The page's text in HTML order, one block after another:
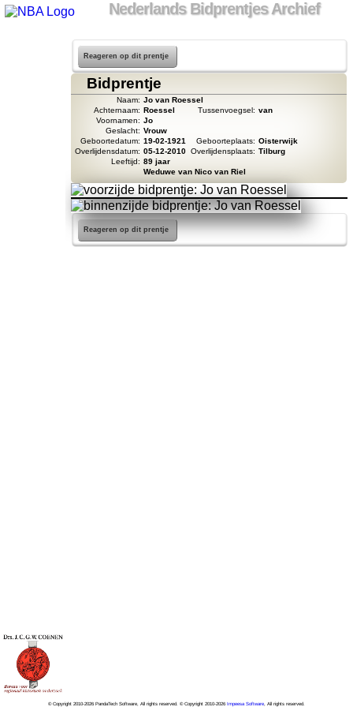
Nederlands Bidprentjes Archief
Reageren op dit prentje
Bidprentje
Naam: Jo van Roessel
Achternaam: Roessel Tussenvoegsel: van
Voornamen: Jo
Geslacht: Vrouw
Geboortedatum: 19-02-1921 Geboorteplaats: Oisterwijk
Overlijdensdatum: 05-12-2010 Overlijdensplaats: Tilburg
Leeftijd: 89 jaar
Weduwe van Nico van Riel
Reageren op dit prentje
© Copyright 2010-2026 PandaTech Software, All rights reserved. © Copyright 2010-2026 Impeesa Software, All rights reserved.